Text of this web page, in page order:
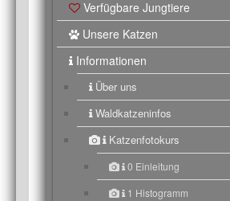
Verfügbare Jungtiere
Unsere Katzen
Informationen
Über uns
Waldkatzeninfos
Katzenfotokurs
0 Einleitung
1 Histogramm